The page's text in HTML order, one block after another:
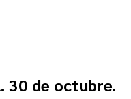
30 de octubre.